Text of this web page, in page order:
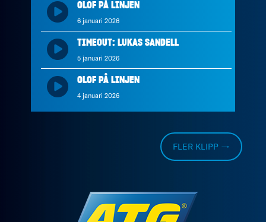
OLOF PÅ LINJEN
6 januari 2026
TIMEOUT: LUKAS SANDELL
5 januari 2026
OLOF PÅ LINJEN
4 januari 2026
FLER KLIPP →